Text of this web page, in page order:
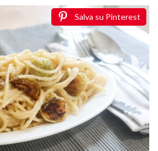
Salva su Pinterest